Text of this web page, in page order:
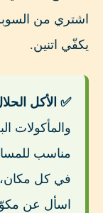
يكفّي اتنين.
✅ الأكل
والمأكولات
مناسب
في كل
اسأل عن